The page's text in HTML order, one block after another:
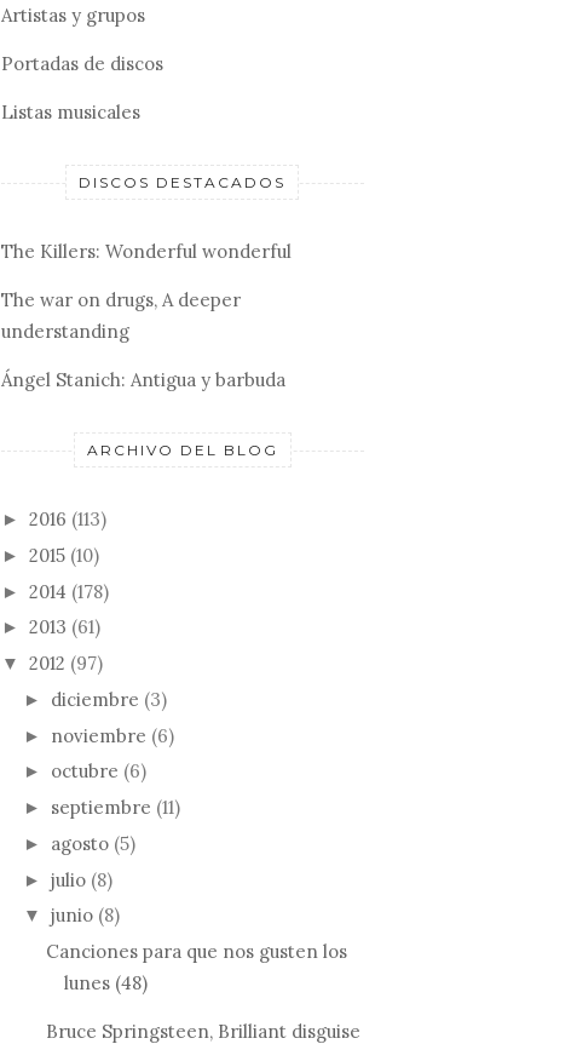
Artistas y grupos
Portadas de discos
Listas musicales
DISCOS DESTACADOS
The Killers: Wonderful wonderful
The war on drugs, A deeper
understanding
Ángel Stanich: Antigua y barbuda
ARCHIVO DEL BLOG
► 2016 (113)
► 2015 (10)
► 2014 (178)
► 2013 (61)
▼ 2012 (97)
► diciembre (3)
► noviembre (6)
► octubre (6)
► septiembre (11)
► agosto (5)
► julio (8)
▼ junio (8)
Canciones para que nos gusten los
lunes (48)
Bruce Springsteen, Brilliant disguise